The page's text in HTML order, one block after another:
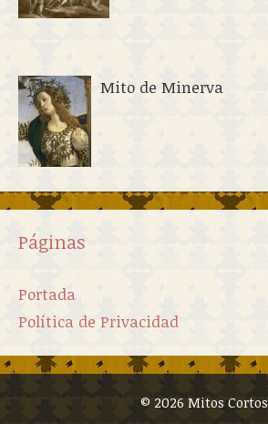
Mito de Minerva
Páginas
Portada
Política de Privacidad
© 2026 Mitos Cortos